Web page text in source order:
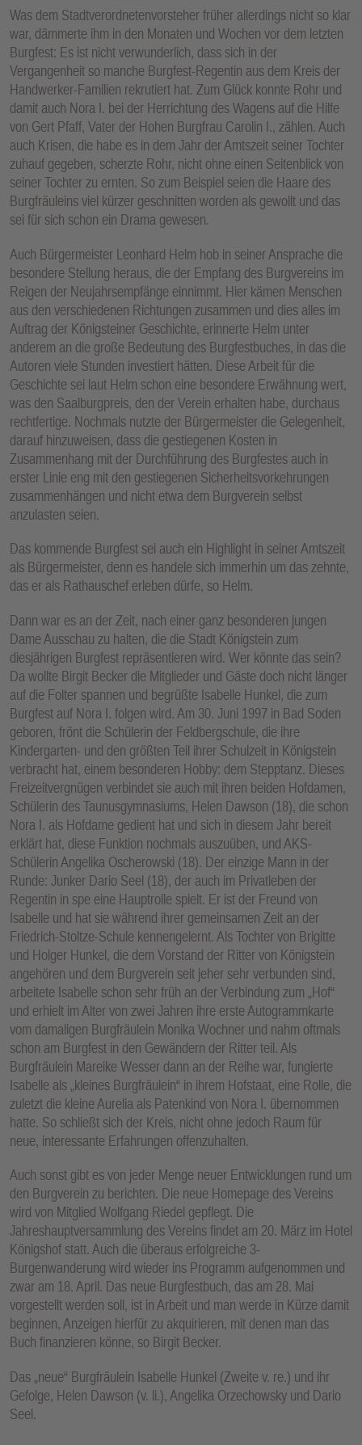
Was dem Stadtverordnetenvorsteher früher allerdings nicht so klar
war, dämmerte ihm in den Monaten und Wochen vor dem letzten
Burgfest: Es ist nicht verwunderlich, dass sich in der
Vergangenheit so manche Burgfest-Regentin aus dem Kreis der
Handwerker-Familien rekrutiert hat. Zum Glück konnte Rohr und
damit auch Nora I. bei der Herrichtung des Wagens auf die Hilfe
von Gert Pfaff, Vater der Hohen Burgfrau Carolin I., zählen. Auch
auch Krisen, die habe es in dem Jahr der Amtszeit seiner Tochter
zuhauf gegeben, scherzte Rohr, nicht ohne einen Seitenblick von
seiner Tochter zu ernten. So zum Beispiel seien die Haare des
Burgfräuleins viel kürzer geschnitten worden als gewollt und das
sei für sich schon ein Drama gewesen.
Auch Bürgermeister Leonhard Helm hob in seiner Ansprache die
besondere Stellung heraus, die der Empfang des Burgvereins im
Reigen der Neujahrsempfänge einnimmt. Hier kämen Menschen
aus den verschiedenen Richtungen zusammen und dies alles im
Auftrag der Königsteiner Geschichte, erinnerte Helm unter
anderem an die große Bedeutung des Burgfestbuches, in das die
Autoren viele Stunden investiert hätten. Diese Arbeit für die
Geschichte sei laut Helm schon eine besondere Erwähnung wert,
was den Saalburgpreis, den der Verein erhalten habe, durchaus
rechtfertige. Nochmals nutzte der Bürgermeister die Gelegenheit,
darauf hinzuweisen, dass die gestiegenen Kosten in
Zusammenhang mit der Durchführung des Burgfestes auch in
erster Linie eng mit den gestiegenen Sicherheitsvorkehrungen
zusammenhängen und nicht etwa dem Burgverein selbst
anzulasten seien.
Das kommende Burgfest sei auch ein Highlight in seiner Amtszeit
als Bürgermeister, denn es handele sich immerhin um das zehnte,
das er als Rathauschef erleben dürfe, so Helm.
Dann war es an der Zeit, nach einer ganz besonderen jungen
Dame Ausschau zu halten, die die Stadt Königstein zum
diesjährigen Burgfest repräsentieren wird. Wer könnte das sein?
Da wollte Birgit Becker die Mitglieder und Gäste doch nicht länger
auf die Folter spannen und begrüßte Isabelle Hunkel, die zum
Burgfest auf Nora I. folgen wird. Am 30. Juni 1997 in Bad Soden
geboren, frönt die Schülerin der Feldbergschule, die ihre
Kindergarten- und den größten Teil ihrer Schulzeit in Königstein
verbracht hat, einem besonderen Hobby: dem Stepptanz. Dieses
Freizeitvergnügen verbindet sie auch mit ihren beiden Hofdamen,
Schülerin des Taunusgymnasiums, Helen Dawson (18), die schon
Nora I. als Hofdame gedient hat und sich in diesem Jahr bereit
erklärt hat, diese Funktion nochmals auszuüben, und AKS-
Schülerin Angelika Oscherowski (18). Der einzige Mann in der
Runde: Junker Dario Seel (18), der auch im Privatleben der
Regentin in spe eine Hauptrolle spielt. Er ist der Freund von
Isabelle und hat sie während ihrer gemeinsamen Zeit an der
Friedrich-Stoltze-Schule kennengelernt. Als Tochter von Brigitte
und Holger Hunkel, die dem Vorstand der Ritter von Königstein
angehören und dem Burgverein seit jeher sehr verbunden sind,
arbeitete Isabelle schon sehr früh an der Verbindung zum „Hof“
und erhielt im Alter von zwei Jahren ihre erste Autogrammkarte
vom damaligen Burgfräulein Monika Wochner und nahm oftmals
schon am Burgfest in den Gewändern der Ritter teil. Als
Burgfräulein Mareike Wesser dann an der Reihe war, fungierte
Isabelle als „kleines Burgfräulein“ in ihrem Hofstaat, eine Rolle, die
zuletzt die kleine Aurelia als Patenkind von Nora I. übernommen
hatte. So schließt sich der Kreis, nicht ohne jedoch Raum für
neue, interessante Erfahrungen offenzuhalten.
Auch sonst gibt es von jeder Menge neuer Entwicklungen rund um
den Burgverein zu berichten. Die neue Homepage des Vereins
wird von Mitglied Wolfgang Riedel gepflegt. Die
Jahreshauptversammlung des Vereins findet am 20. März im Hotel
Königshof statt. Auch die überaus erfolgreiche 3-
Burgenwanderung wird wieder ins Programm aufgenommen und
zwar am 18. April. Das neue Burgfestbuch, das am 28. Mai
vorgestellt werden soll, ist in Arbeit und man werde in Kürze damit
beginnen, Anzeigen hierfür zu akquirieren, mit denen man das
Buch finanzieren könne, so Birgit Becker.
Das „neue“ Burgfräulein Isabelle Hunkel (Zweite v. re.) und ihr
Gefolge, Helen Dawson (v. li.), Angelika Orzechowsky und Dario
Seel.